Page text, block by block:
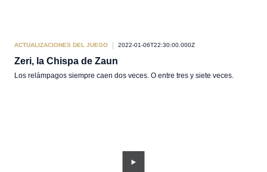
ACTUALIZACIONES DEL JUEGO 2022-01-06T22:30:00.000Z
Zeri, la Chispa de Zaun
Los relámpagos siempre caen dos veces. O entre tres y siete veces.